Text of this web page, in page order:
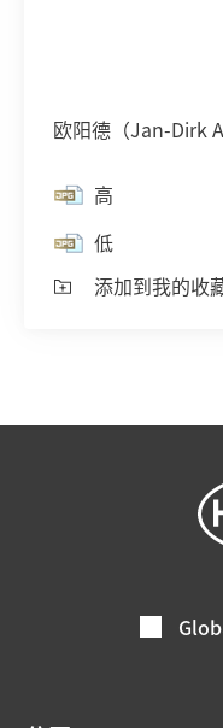
欧阳德（Jan-Dirk
高
低
添加到我的收